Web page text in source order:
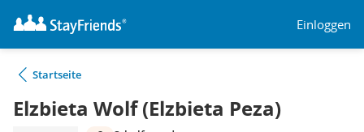
Einloggen
Startseite
Elzbieta Wolf (Elzbieta Peza)